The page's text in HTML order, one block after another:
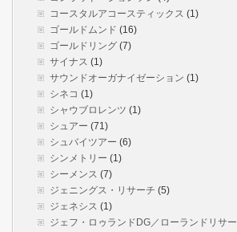
コースタルアコースティックス (1)
ゴールドムンド (16)
ゴールドリング (7)
サイナス (1)
サウンドオーガナイゼーション (1)
シネコ (1)
シャウブロレンツ (1)
シュアー (71)
シュバイツアー (6)
シンメトリー (1)
シーメンス (7)
ジェニングス・リサーチ (5)
ジェネシス (1)
ジェフ・ロゥランドDG／ローランドリサー